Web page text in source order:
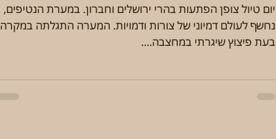
יום טיול צופן הפתעות בהרי ירושלים וחברון. במערת הנטיפים,
נחשף לעולם דמיוני של צורות ודמויות. המערה התגלתה במקרה
בעת פיצוץ שיגרתי במחצבה....